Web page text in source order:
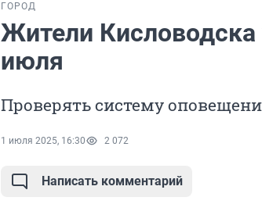
ГОРОД
Жители
июля
Проверять систему
1 июля 2025, 16:30 2 072
Написать комментарий